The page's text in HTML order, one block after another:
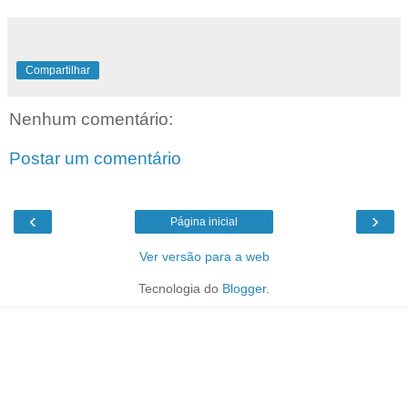
Compartilhar
Nenhum comentário:
Postar um comentário
‹ ›
Página inicial
Ver versão para a web
Tecnologia do Blogger.